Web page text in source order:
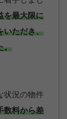
を最大限に
いただき、
。
状況の物件
数料から差